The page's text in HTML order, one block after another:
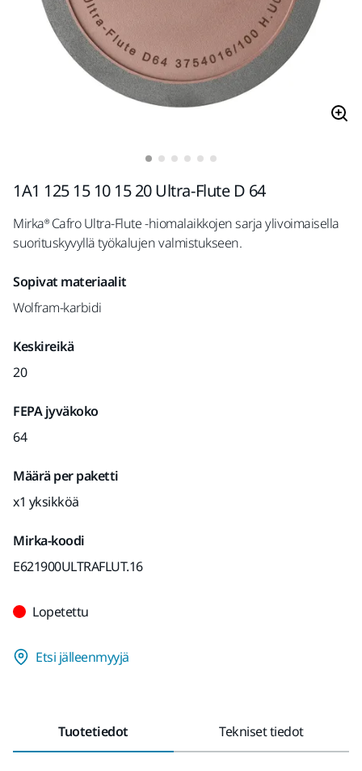
1A1 125 15 10 15 20 Ultra-Flute D 64
Mirka® Cafro Ultra-Flute -hiomalaikkojen sarja ylivoimaisella
suorituskyvyllä työkalujen valmistukseen.
Sopivat materiaalit
Wolfram-karbidi
Keskireikä
20
FEPA jyväkoko
64
Määrä per paketti
x1 yksikköä
Mirka-koodi
E621900ULTRAFLUT.16
Lopetettu
Etsi jälleenmyyjä
Tuotetiedot Tekniset tiedot